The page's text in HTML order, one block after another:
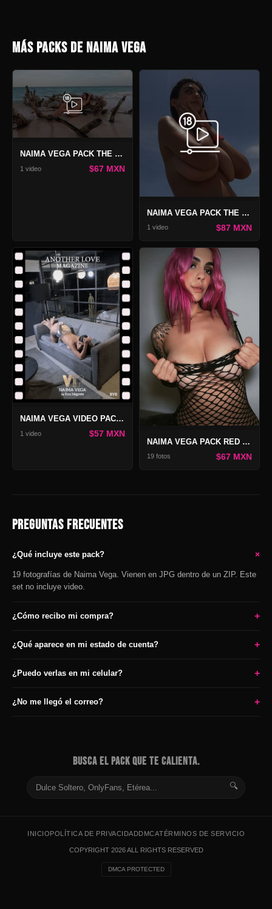
MÁS PACKS DE NAIMA VEGA
NAIMA VEGA PACK THE LOVE STORIES
1 video $67 MXN
NAIMA VEGA PACK THE LOVE STORIES 2
1 video $87 MXN
NAIMA VEGA VIDEO PACK VIP 17
1 video $57 MXN
NAIMA VEGA PACK RED VICIO
19 fotos $67 MXN
PREGUNTAS FRECUENTES
¿Qué incluye este pack? +
19 fotografías de Naima Vega. Vienen en JPG dentro de un ZIP. Este
set no incluye video.
¿Cómo recibo mi compra? +
¿Qué aparece en mi estado de cuenta? +
¿Puedo verlas en mi celular? +
¿No me llegó el correo? +
BUSCA EL PACK QUE TE CALIENTA.
🔍
INICIOPOLÍTICA DE PRIVACIDADDMCATÉRMINOS DE SERVICIO
COPYRIGHT 2026 ALL RIGHTS RESERVED
DMCA PROTECTED